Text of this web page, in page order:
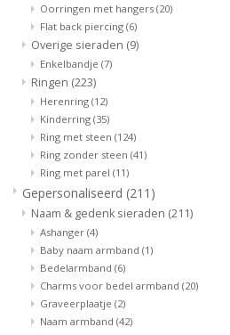
Oorringen met hangers (20)
Flat back piercing (6)
Overige sieraden (9)
Enkelbandje (7)
Ringen (223)
Herenring (12)
Kinderring (35)
Ring met steen (124)
Ring zonder steen (41)
Ring met parel (11)
Gepersonaliseerd (211)
Naam & gedenk sieraden (211)
Ashanger (4)
Baby naam armband (1)
Bedelarmband (6)
Charms voor bedel armband (20)
Graveerplaatje (2)
Naam armband (42)